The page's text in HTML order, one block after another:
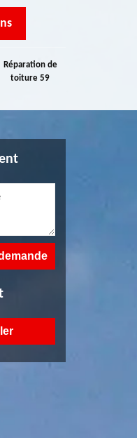
Réparation de
toiture 59